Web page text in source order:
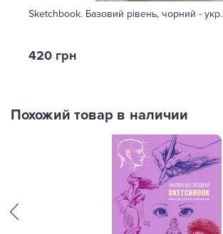
Sketchbook. Базовий рівень, чорний - укр.
420 грн
Похожий товар в наличии